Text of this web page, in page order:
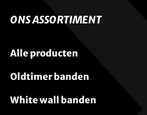
ONS ASSORTIMENT
Alle producten
Oldtimer banden
White wall banden